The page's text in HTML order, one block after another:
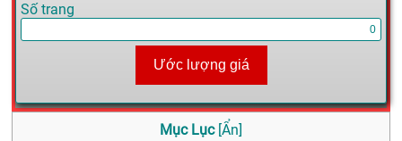
Số trang
Ước lượng giá
Mục Lục [Ẩn]